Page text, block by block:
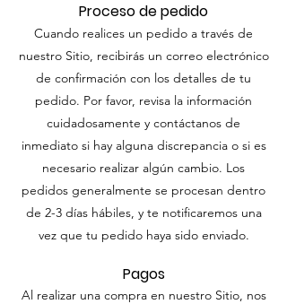
Proceso de pedido
Cuando realices un pedido a través de
nuestro Sitio, recibirás un correo electrónico
de confirmación con los detalles de tu
pedido. Por favor, revisa la información
cuidadosamente y contáctanos de
inmediato si hay alguna discrepancia o si es
necesario realizar algún cambio. Los
pedidos generalmente se procesan dentro
de 2-3 días hábiles, y te notificaremos una
vez que tu pedido haya sido enviado.
Pagos
Al realizar una compra en nuestro Sitio, nos